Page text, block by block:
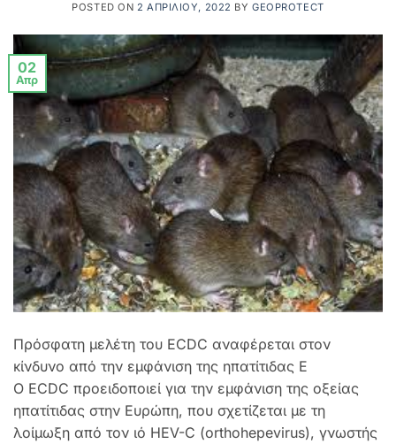
POSTED ON 2 ΑΠΡΙΛΊΟΥ, 2022 BYGEOPROTECT
02
Απρ
Πρόσφατη μελέτη του ECDC αναφέρεται στον
κίνδυνο από την εμφάνιση της ηπατίτιδας Ε
Ο ECDC προειδοποιεί για την εμφάνιση της οξείας
ηπατίτιδας στην Ευρώπη, που σχετίζεται με τη
λοίμωξη από τον ιό HEV-C (οrthohepevirus), γνωστής